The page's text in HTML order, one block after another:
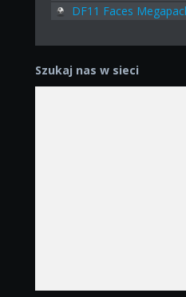
DF11 Faces
Szukaj nas w sieci